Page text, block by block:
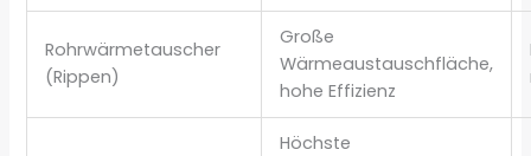
Rohrwärmetauscher
(Rippen)
Große
Wärmeaustauschfläche,
hohe Effizienz
Höchste